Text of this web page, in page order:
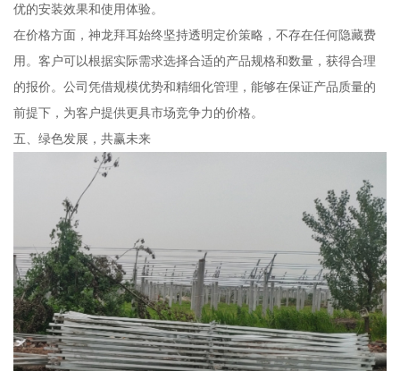
优的安装效果和使用体验。
在价格方面，神龙拜耳始终坚持透明定价策略，不存在任何隐藏费
用。客户可以根据实际需求选择合适的产品规格和数量，获得合理
的报价。公司凭借规模优势和精细化管理，能够在保证产品质量的
前提下，为客户提供更具市场竞争力的价格。
五、绿色发展，共赢未来